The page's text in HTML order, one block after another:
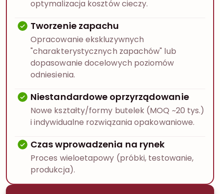
optymalizacja kosztów cieczy.
Tworzenie zapachu
Opracowanie ekskluzywnych
"charakterystycznych zapachów" lub
dopasowanie docelowych poziomów
odniesienia.
Niestandardowe oprzyrządowanie
Nowe kształty/formy butelek (MOQ ~20 tys.)
i indywidualne rozwiązania opakowaniowe.
Czas wprowadzenia na rynek
Proces wieloetapowy (próbki, testowanie,
produkcja).